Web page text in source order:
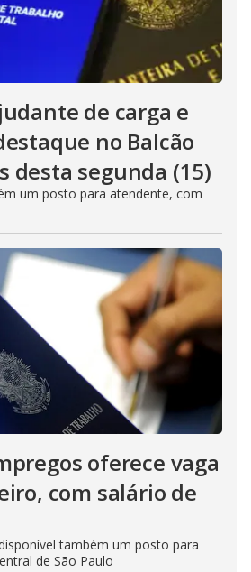
de carga e
no Balcão
desta segunda (15)
um posto para atendente, com
oferece vaga
com salário de
também um posto para
de São Paulo